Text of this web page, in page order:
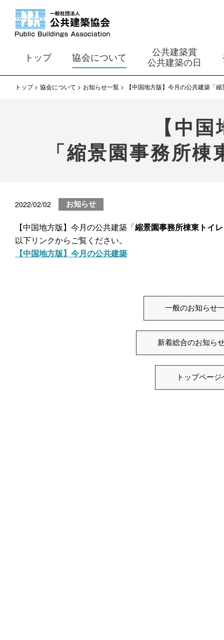
トップ 協会について
公共建築賞
公共建築の日
トップ 協会について お知らせ一覧 【中国地方版】今月の公共建築「
【中
「縮景園事務所
2022/02/02 お知らせ
【中国地方版】今月の公共建築「縮景園事務所棟東トイレ
以下リンクからご覧ください。
【中国地方版】今月の公共建築
一般のお知らせ
新着総合のお知ら
トップページ